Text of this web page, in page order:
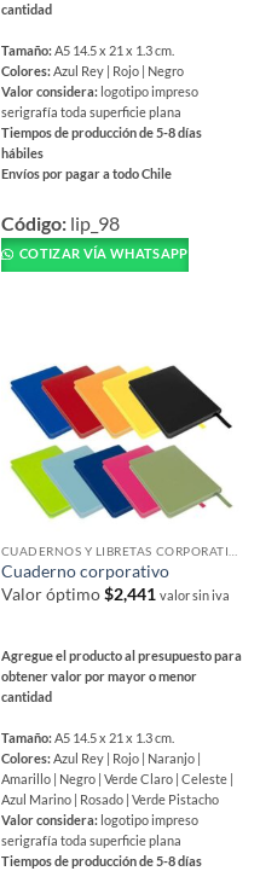
cantidad
Tamaño:A5 14.5 x 21 x 1.3 cm.
Colores:Azul Rey | Rojo | Negro
Valor considera: logotipo impreso
serigrafía toda superficie plana
Tiempos de producción de 5-8 días
hábiles
Envíos por pagar a todo Chile
producto
tiene
múltiples
se
pueden
elegir
la
página
producto
Código: lip_98
COTIZAR VÍA WHATSAPP
Cuaderno corporativo
Valor óptimo$2,441 valor sin iva
Agregue el producto al presupuesto para
obtener valor por mayor o menor
cantidad
Tamaño:A5 14.5 x 21 x 1.3 cm.
Colores:Azul Rey | Rojo | Naranjo |
Amarillo | Negro | Verde Claro | Celeste |
Azul Marino | Rosado | Verde Pistacho
Valor considera: logotipo impreso
serigrafía toda superficie plana
Tiempos de producción de 5-8 días